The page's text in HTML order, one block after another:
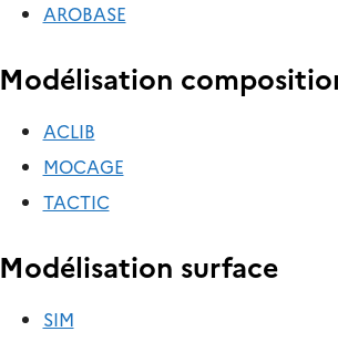
AROBASE
Modélisation
ACLIB
MOCAGE
TACTIC
Modélisation surface
SIM